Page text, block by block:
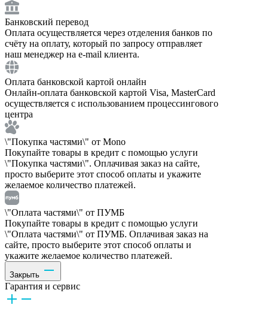
Банковский перевод
Оплата осуществляется через отделения банков по
счёту на оплату, который по запросу отправляет
наш менеджер на e-mail клиента.
Оплата банковской картой онлайн
Онлайн-оплата банковской картой Visa, MasterCard
осуществляется с использованием процессингового
центра
\"Покупка частями\" от Mono
Покупайте товары в кредит с помощью услуги
\"Покупка частями\". Оплачивая заказ на сайте,
просто выберите этот способ оплаты и укажите
желаемое количество платежей.
\"Оплата частями\" от ПУМБ
Покупайте товары в кредит с помощью услуги
\"Оплата частями\" от ПУМБ. Оплачивая заказ на
сайте, просто выберите этот способ оплаты и
укажите желаемое количество платежей.
Закрыть
Гарантия и сервис